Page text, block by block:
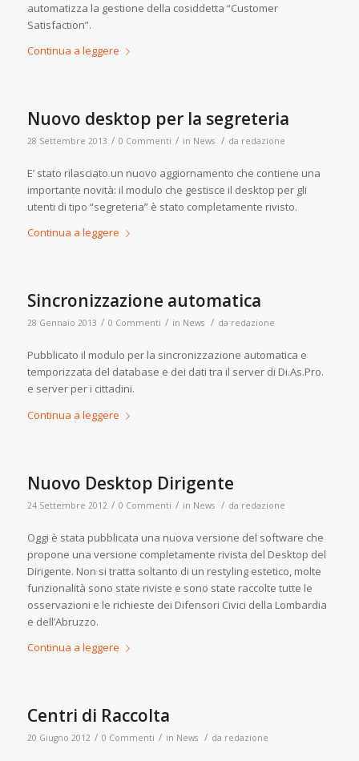
automatizza la gestione della cosiddetta “Customer
Satisfaction”.
Continua a leggere
Nuovo desktop per la segreteria
28 Settembre 2013 / 0 Commenti / in News / da redazione
E’ stato rilasciato un nuovo aggiornamento che contiene una
importante novità: il modulo che gestisce il desktop per gli
utenti di tipo “segreteria” è stato completamente rivisto.
Continua a leggere
Sincronizzazione automatica
28 Gennaio 2013 / 0 Commenti / in News / da redazione
Pubblicato il modulo per la sincronizzazione automatica e
temporizzata del database e dei dati tra il server di Di.As.Pro.
e server per i cittadini.
Continua a leggere
Nuovo Desktop Dirigente
24 Settembre 2012 / 0 Commenti / in News / da redazione
Oggi è stata pubblicata una nuova versione del software che
propone una versione completamente rivista del Desktop del
Dirigente. Non si tratta soltanto di un restyling estetico, molte
funzionalità sono state riviste e sono state raccolte tutte le
osservazioni e le richieste dei Difensori Civici della Lombardia
e dell’Abruzzo.
Continua a leggere
Centri di Raccolta
20 Giugno 2012 / 0 Commenti / in News / da redazione